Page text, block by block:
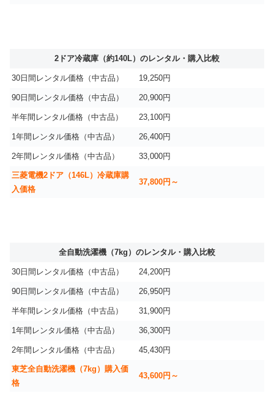
2ドア冷蔵庫（約140L）のレンタル・購入比較
30日間レンタル価格（中古品） 19,250円
90日間レンタル価格（中古品） 20,900円
半年間レンタル価格（中古品） 23,100円
1年間レンタル価格（中古品） 26,400円
2年間レンタル価格（中古品） 33,000円
三菱電機2ドア（146L）冷蔵庫購
入価格
37,800円～
全自動洗濯機（7kg）のレンタル・購入比較
30日間レンタル価格（中古品） 24,200円
90日間レンタル価格（中古品） 26,950円
半年間レンタル価格（中古品） 31,900円
1年間レンタル価格（中古品） 36,300円
2年間レンタル価格（中古品） 45,430円
東芝全自動洗濯機（7kg）購入価
格
43,600円～